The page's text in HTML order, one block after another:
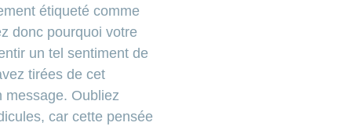
étiqueté comme
donc pourquoi votre
un tel sentiment de
tirées de cet
message. Oubliez
car cette pensée